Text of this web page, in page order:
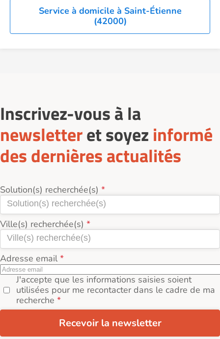
Service à domicile à Saint-Étienne
(42000)
Inscrivez-vous à la
newsletteret soyez informé
des dernières actualités
Solution(s) recherchée(s)
Ville(s) recherchée(s)
Adresse email
J'accepte que les informations saisies soient
utilisées pour me recontacter dans le cadre de ma
recherche
Recevoir la newsletter